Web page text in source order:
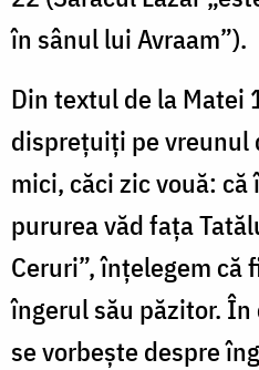
în sânul lui Avraam”).
Din textul de la Matei
dispreţuiţi pe vreunul
mici, căci zic vouă:
pururea văd faţa
Ceruri”, înţelegem că
îngerul său păzitor.
se vorbeşte despre